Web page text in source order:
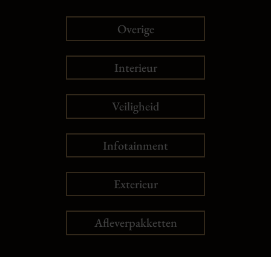
Overige
Interieur
Veiligheid
Infotainment
Exterieur
Afleverpakketten